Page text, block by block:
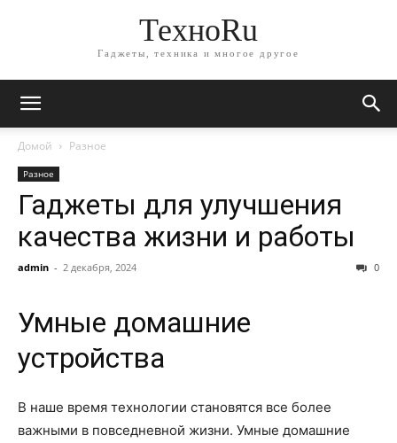
ТехноRu
Гаджеты, техника и многое другое
Домой Разное
Разное
Гаджеты для улучшения
качества жизни и работы
admin - 2 декабря, 2024 0
Умные домашние
устройства
В наше время технологии становятся все более
важными в повседневной жизни. Умные домашние